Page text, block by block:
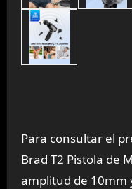
Para consultar el
Brad T2 Pistola de
amplitud de 10mm